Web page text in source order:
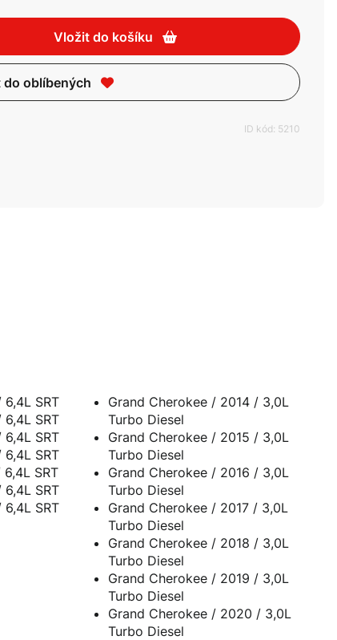
Vložit do košíku
do oblíbených
ID kód: 5210
SRT
SRT
SRT
SRT
SRT
SRT
SRT
Grand Cherokee / 2014 / 3,0L
Turbo Diesel
Grand Cherokee / 2015 / 3,0L
Turbo Diesel
Grand Cherokee / 2016 / 3,0L
Turbo Diesel
Grand Cherokee / 2017 / 3,0L
Turbo Diesel
Grand Cherokee / 2018 / 3,0L
Turbo Diesel
Grand Cherokee / 2019 / 3,0L
Turbo Diesel
Grand Cherokee / 2020 / 3,0L
Turbo Diesel